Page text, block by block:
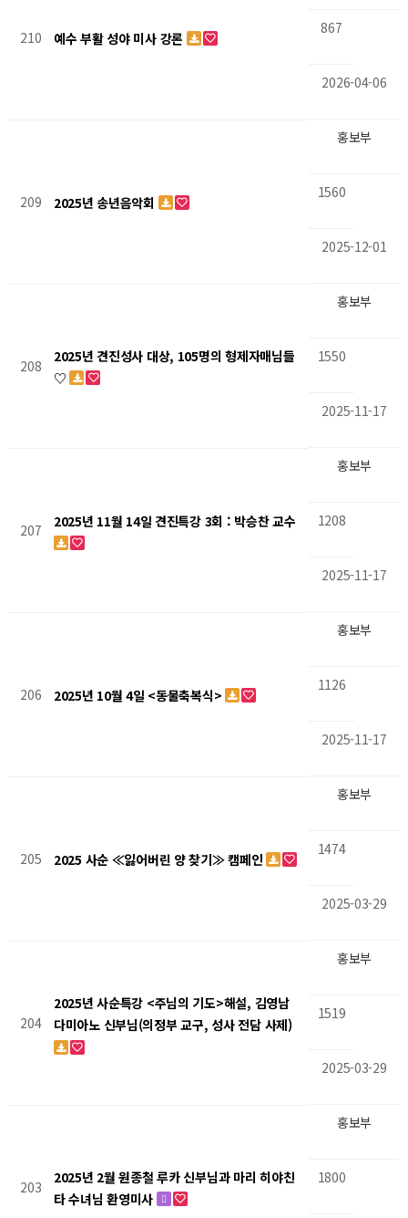
210 예수 부활 성야 미사 강론
867
2026-04-06
209 2025년 송년음악회
홍보부
1560
2025-12-01
208
2025년 견진성사 대상, 105명의 형제자매님들
♡
홍보부
1550
2025-11-17
207 2025년 11월 14일 견진특강 3회 : 박승찬 교수
홍보부
1208
2025-11-17
206 2025년 10월 4일 <동물축복식>
홍보부
1126
2025-11-17
205 2025 사순 ≪잃어버린 양 찾기≫ 캠페인
홍보부
1474
2025-03-29
204
2025년 사순특강 <주님의 기도>해설, 김영남
다미아노 신부님(의정부 교구, 성사 전담 사제)
홍보부
1519
2025-03-29
203
2025년 2월 원종철 루카 신부님과 마리 히야친
타 수녀님 환영미사
홍보부
1800